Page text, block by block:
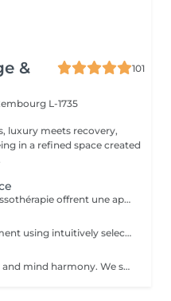
&
101
L-1735
luxury meets recovery,
in a refined space created
Les ventouses en bambou en massothérapie offrent une approche naturelle, douce et non invasive pour le soin du corps Elles agissent en profondeur tout en respectant les tissus, sans provoquer de douleur ni de marques. Bienfaits principaux : Stimulent la microcirculation sanguine et améliorent l'oxygénation des tissus Favorisent la récupération musculaire et réduisent les tensions, notamment au niveau du dos et de la nuque Produisent un effet de drainage lymphatique, aidant à diminuer les dèmes Améliorent la tonicité et l'élasticité de la peau Induisent une relaxation profonde, bénéfique en cas de stress Grâce aux propriétés naturelles du bambou, le massage se caractérise par un glissement fluide et une pression maîtrisée, garantissant un soin confortable et non traumatique. Contre-indications : Affections cutanées inflammatoires, varices, hypertension artérielle sévère, fragilité vasculaire.
A restorative, hands-on-off treatment using intuitively selected crystals placed on and around the body. - A 20 minute phone call before the session to explore your goals and tailor your plan - A personalized Crystal body layout (and intention focused grids if needed) - Chakra balancing to realign and stabilize your energy centers - Energy field cleansing (aura sweep, grounding, and sealing) - Yin-Yang harmonization for overall energetic coherence - Aftercare suggestions Ideal for: stress relief, emotional balance, mental clarity, energetic reset. For questions and additional information, please contact claudia@4elements.lu
A signature blend for whole body and mind harmony. We set your intention, select specific crystals, and apply JSJ flows that complement your needsperfect for layered support (physical, emotional, and subtle energy). For questions and additional information, please contact claudia@4elements.lu